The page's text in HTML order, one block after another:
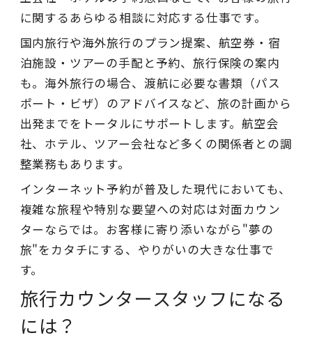
に関するあらゆる相談に対応する仕事です。
国内旅行や海外旅行のプラン提案、航空券・宿
泊施設・ツアーの手配と予約、旅行保険の案内
も。海外旅行の場合、渡航に必要な書類（パス
ポート・ビザ）のアドバイスなど、旅の計画から
出発までをトータルにサポートします。航空会
社、ホテル、ツアー会社など多くの関係者との調
整業務もあります。
インターネット予約が普及した現代においても、
複雑な旅程や特別な要望への対応は対面カウン
ターならでは。お客様に寄り添いながら"夢の
旅"をカタチにする、やりがいの大きな仕事で
す。
旅行カウンタースタッフになる
には？